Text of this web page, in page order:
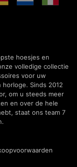
hoesjes en
volledige collectie
voor uw
Sinds 2012
om u steeds meer
en over de hele
staat ons team 7